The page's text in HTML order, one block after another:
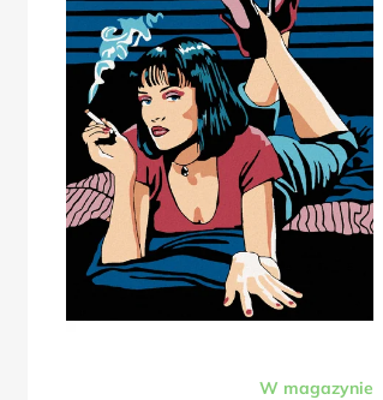
w
W magazynie